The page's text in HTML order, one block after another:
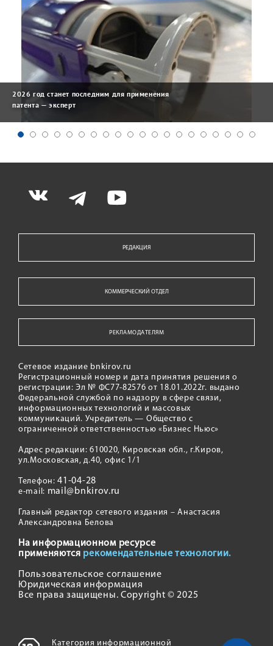
2026 год станет последним для применения
патента — эксперт
РЕДАКЦИЯ
КОММЕРЧЕСКИЙ ОТДЕЛ
РЕКЛАМОДАТЕЛЯМ
Сетевое издание bnkirov.ru
Регистрационный номер и дата принятия решения о
регистрации: Эл № ФС77-82576 от 18.01.2022г. выдано
Федеральной службой по надзору в сфере связи,
информационных технологий и массовых
коммуникаций. Учредитель — Общество с
ограниченной ответственностью «Бизнес Ньюс»
Адрес редакции: 610020, Кировская обл., г.Киров,
ул.Московская, д.40, офис 1/1
Телефон:41-04-28
e-mail: mail@bnkirov.ru
Главный редактор сетевого издания – Анастасия
Александровна Белова
На информационном ресурсе
применяются рекомендательные технологии.
Пользовательское соглашение
Юридическая информация
Все права защищены. Copyright © 2025
Категория информационной